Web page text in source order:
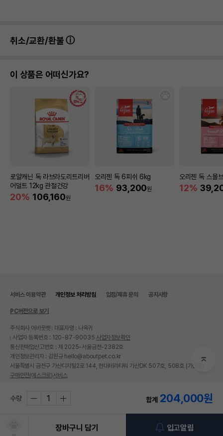
취소/교환/환불
이 상품은 어떠신가요?
로얄캐닌 독 라브라도리트리버
어덜트 12kg 관절건강
20% 106,160원
오리젠 독 6피쉬 6kg
16% 93,200원
오리젠 독 스몰
12%
수량 합계 204,000원
장바구니 담기 입고알림
서비스 이용약관 개인정보 처리방침 입점/제휴 문의 공지사항
PC버전으로 보기
주식회사 어바웃펫
대표자명 : 나옥귀
사업자 등록번호 : 120-87-90035 사업자정보확인
통신판매업신고번호 : 제 2025-서울금천-2382호
개인정보관리자 : 김원규 hello@aboutpet.co.kr
서울특별시 금천구 가산디지털2로 144, 현대테라타워 가산DK 507호, 508호 (가산동)
구매안전(에스크로)서비스